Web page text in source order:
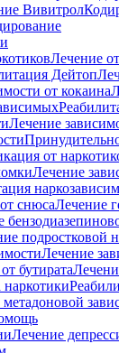
Вивитрол
Лечение от
Дейтоп
от кокаина
Лечение
от
Лечение
снюсаЛечение
подростковой
Лечение
бутирата
наркотики
Лечение